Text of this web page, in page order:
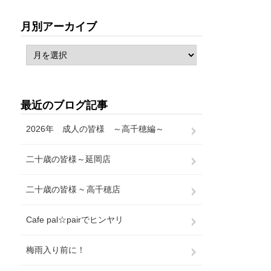
月別アーカイブ
最近のブログ記事
2026年 成人の皆様 ～高千穂編～
二十歳の皆様～延岡店
二十歳の皆様 ~ 高千穂店
Cafe pal☆pairでヒンヤリ
梅雨入り前に！